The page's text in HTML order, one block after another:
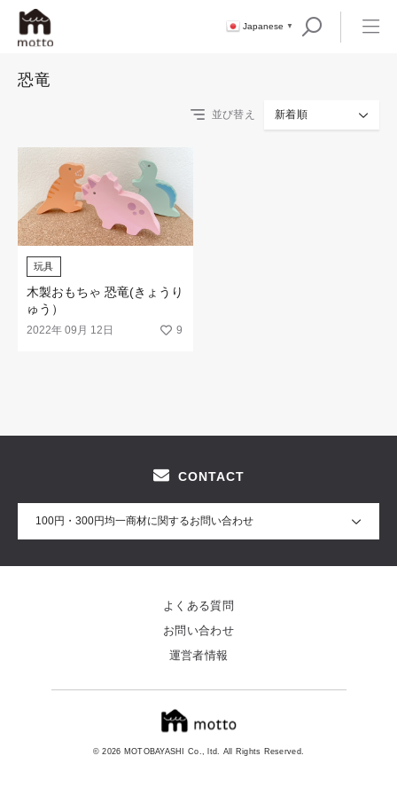
Japanese ▼
恐竜
並び替え 新着順
玩具
木製おもちゃ 恐竜(きょうり
ゅう）
2022年 09月 12日 9
CONTACT
100円・300円均一商材に関するお問い合わせ
© 2026 MOTOBAYASHI Co., ltd. All Rights Reserved.
よくある質問
お問い合わせ
運営者情報